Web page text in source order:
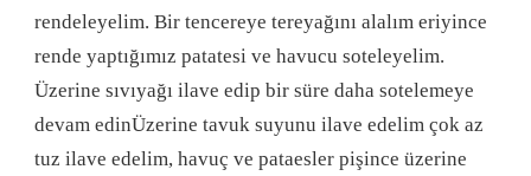
rendeleyelim. Bir tencereye tereyağını alalım eriyince
rende yaptığımız patatesi ve havucu soteleyelim.
Üzerine sıvıyağı ilave edip bir süre daha sotelemeye
devam edinÜzerine tavuk suyunu ilave edelim çok az
tuz ilave edelim, havuç ve pataesler pişince üzerine